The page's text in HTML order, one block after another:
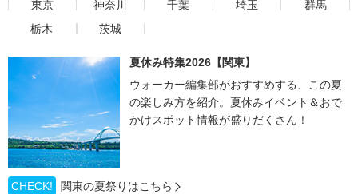
東京
神奈川 千葉 埼玉
群馬
栃木
茨城
夏休み特集2026【関東】
ウォーカー編集部がおすすめする、この夏
の楽しみ方を紹介。夏休みイベント＆おで
かけスポット情報が盛りだくさん！
CHECK!
関東の夏祭りはこちら